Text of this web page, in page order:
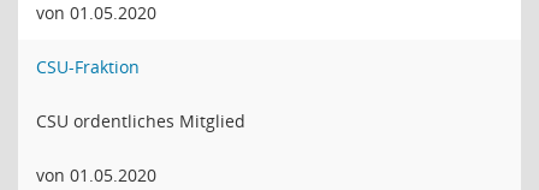
von 01.05.2020
CSU-Fraktion
CSU ordentliches Mitglied
von 01.05.2020